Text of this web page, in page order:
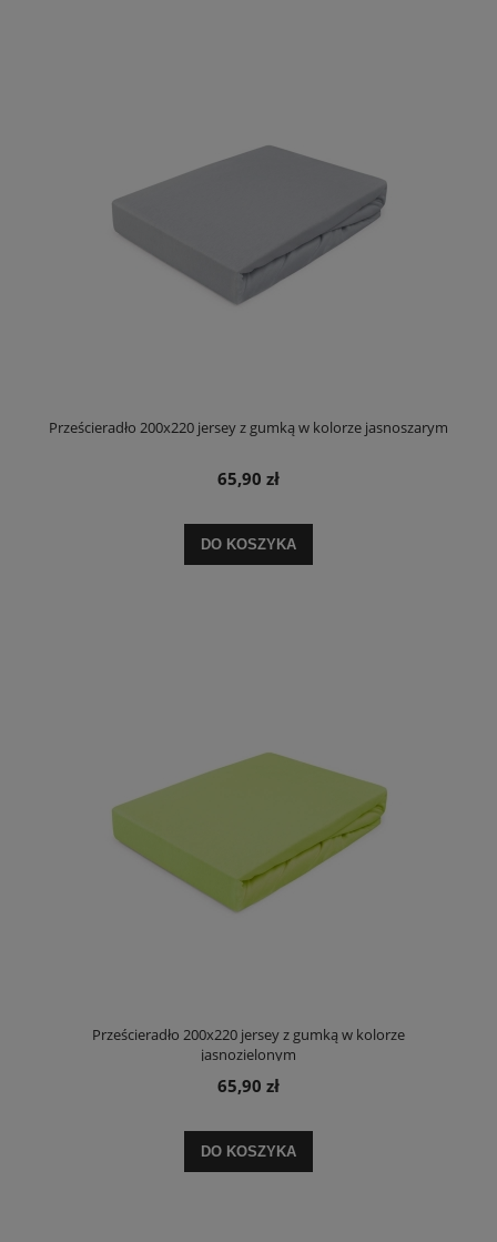
Prześcieradło 200x220 jersey z gumką w kolorze jasnoszarym
65,90 zł
DO KOSZYKA
Prześcieradło 200x220 jersey z gumką w kolorze
jasnozielonym
65,90 zł
DO KOSZYKA